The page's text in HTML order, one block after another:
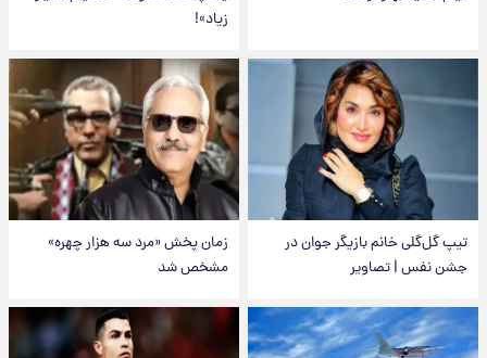
زیاد»!
تیپ گل‌گلی خانم بازیگر جوان در
جشن نفس | تصاویر
زمان پخش «مرد سه هزار چهره»
مشخص شد